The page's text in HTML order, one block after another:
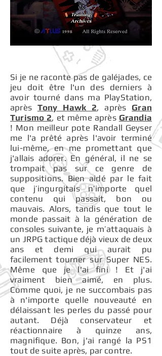
Si je ne raconte pas de galéjades, ce
jeu doit être l'un des derniers à
avoir tourné dans ma PlayStation,
après Tony Hawk 2, après Gran
Turismo 2, et même après Grandia
! Mon meilleur pote Randall Geyser
me l'a prêté après l'avoir terminé
lui-même, en me promettant que
j'allais adorer. En général, il ne se
trompait pas sur ce genre de
suppositions. Bien aidé par le fait
que j’ingurgitais n’importe quel
contenu qui passait, bon ou
mauvais. Alors, tandis que tout le
monde passait à la génération de
consoles suivante, je m’attaquais à
un JRPG tactique déjà vieux de deux
ans et demi qui aurait pu
facilement tourner sur Super NES.
Même que je l'ai fini ! Et j'ai
vraiment bien aimé, en plus.
Comme quoi, je ne succombais pas
à n'importe quelle nouveauté en
délaissant les perles du passé pour
autant. Déjà conservateur et
réactionnaire à quinze ans,
magnifique. Bon, j'ai rangé la PS1
tout de suite après, par contre.